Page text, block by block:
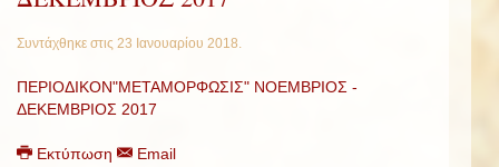
Συντάχθηκε στις 23 Ιανουαρίου 2018.
ΠΕΡΙΟΔΙΚΟΝ"ΜΕΤΑΜΟΡΦΩΣΙΣ" ΝΟΕΜΒΡΙΟΣ -
ΔΕΚΕΜΒΡΙΟΣ 2017
Εκτύπωση Email